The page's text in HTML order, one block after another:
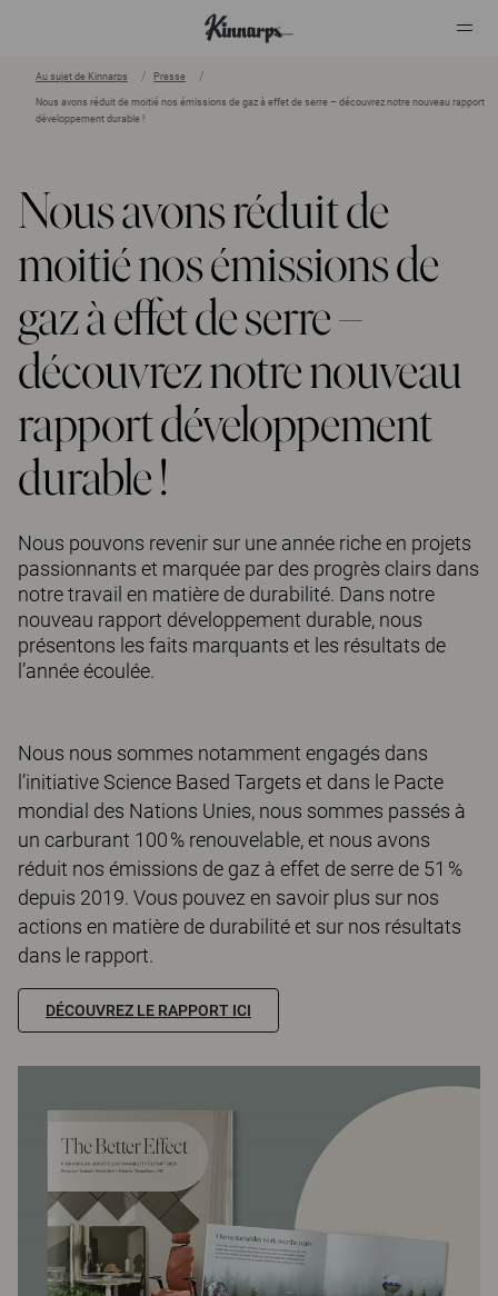
??
Au sujet de Kinnarps Presse
Nous avons réduit de moitié nos émissions de gaz à effet de serre – découvrez notre nouveau rapport
développement durable !
Nous avons réduit de
moitié nos émissions de
gaz à effet de serre –
découvrez notre nouveau
rapport développement
durable !
Nous pouvons revenir sur une année riche en projets
passionnants et marquée par des progrès clairs dans
notre travail en matière de durabilité. Dans notre
nouveau rapport développement durable, nous
présentons les faits marquants et les résultats de
l’année écoulée.
Nous nous sommes notamment engagés dans
l’initiative Science Based Targets et dans le Pacte
mondial des Nations Unies, nous sommes passés à
un carburant 100 % renouvelable, et nous avons
réduit nos émissions de gaz à effet de serre de 51 %
depuis 2019. Vous pouvez en savoir plus sur nos
actions en matière de durabilité et sur nos résultats
dans le rapport.
DÉCOUVREZ LE RAPPORT ICI